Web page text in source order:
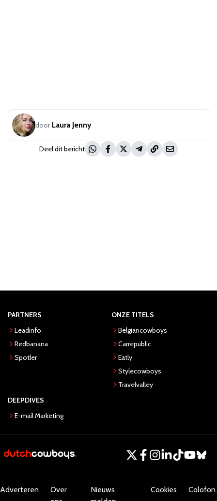
door Laura Jenny
Deel dit bericht
PARTNERS
Leadinfo
Redbanana
Spotler
ONZE TITELS
Belgiancowboys
Carrepublic
Eatly
Stylecowboys
Travelvalley
DEEPDIVES
E-mail Marketing
Adverteren
Over
Nieuws
Cookies Colofon.